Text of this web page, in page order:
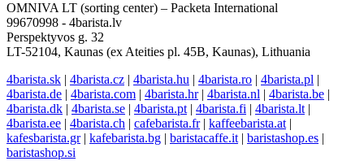
OMNIVA LT (sorting center) – Packeta International
99670998 - 4barista.lv
Perspektyvos g. 32
LT-52104, Kaunas (ex Ateities pl. 45B, Kaunas), Lithuania
4barista.sk | 4barista.cz | 4barista.hu | 4barista.ro | 4barista.pl |
4barista.de | 4barista.com | 4barista.hr| 4barista.nl | 4barista.be |
4barista.dk | 4barista.se | 4barista.pt | 4barista.fi | 4barista.lt |
4barista.ee | 4barista.ch | cafebarista.fr| kaffeebarista.at |
kafesbarista.gr| kafebarista.bg | baristacaffe.it | baristashop.es |
baristashop.si